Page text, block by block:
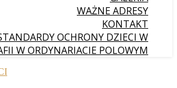
WAŻNE ADRESY
KONTAKT
OCHRONY DZIECI W
W ORDYNARIACIE POLOWYM